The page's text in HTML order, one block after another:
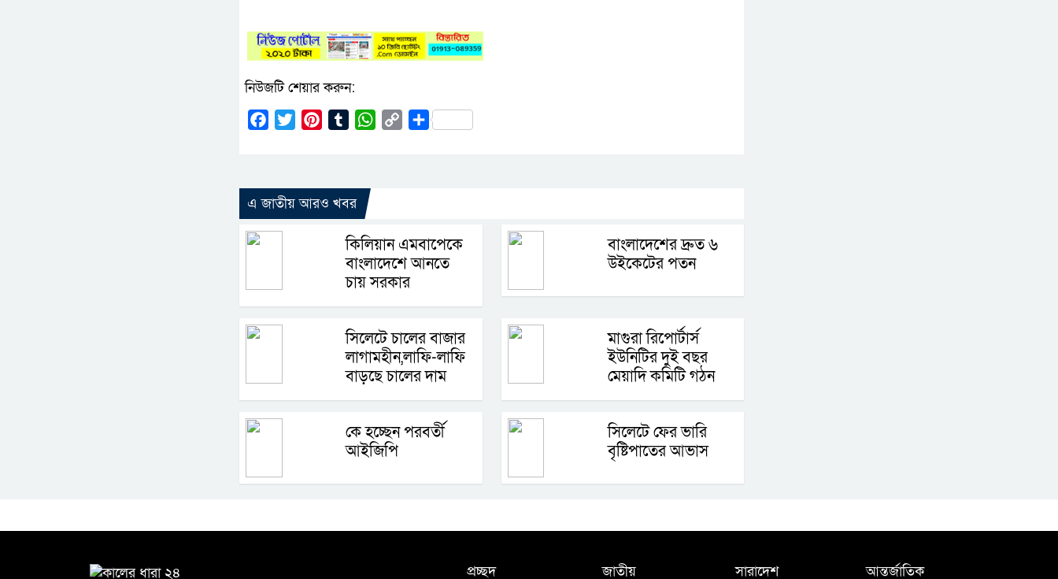
নিউজটি শেয়ার করুন:
Facebook
Twitter PinterestTumblrWhatsApp
CopyShare
এ জাতীয় আরও খবর
কিলিয়ান এমবাপেকে
বাংলাদেশে আনতে
চায় সরকার
বাংলাদেশের দ্রুত ৬
উইকেটের পতন
সিলেটে চালের বাজার
লাগামহীন,লাফি-লাফি
বাড়ছে চালের দাম
মাগুরা রিপোর্টার্স
ইউনিটির দুই বছর
মেয়াদি কমিটি গঠন
কে হচ্ছেন পরবর্তী
আইজিপি
সিলেটে ফের ভারি
বৃষ্টিপাতের আভাস
প্রচ্ছদ জাতীয় সারাদেশ আন্তর্জাতিক